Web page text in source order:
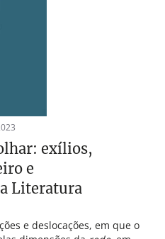
exílios,
e
Literatura
e deslocações, em que o